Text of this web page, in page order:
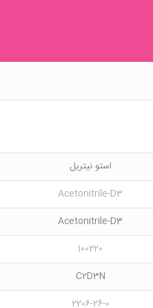
استو نیتریل
Acetonitrile-D3
Acetonitrile-D3
100220
C2D3N
2206-26-0